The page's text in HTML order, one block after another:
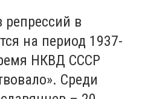
в
на период 1937-
НКВД СССР
Среди